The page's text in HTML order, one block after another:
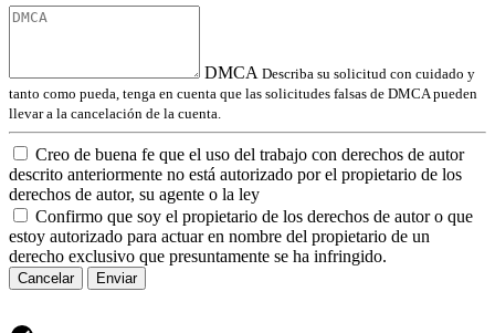
DMCA Describa su solicitud con cuidado y
tanto como pueda, tenga en cuenta que las solicitudes falsas de DMCA pueden
llevar a la cancelación de la cuenta.
Creo de buena fe que el uso del trabajo con derechos de autor
descrito anteriormente no está autorizado por el propietario de los
derechos de autor, su agente o la ley
Confirmo que soy el propietario de los derechos de autor o que
estoy autorizado para actuar en nombre del propietario de un
derecho exclusivo que presuntamente se ha infringido.
Cancelar Enviar